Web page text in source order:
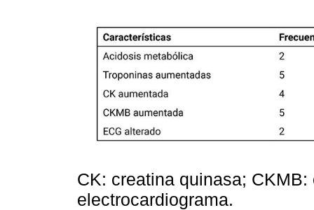
CK: creatina quinasa;
electrocardiograma.